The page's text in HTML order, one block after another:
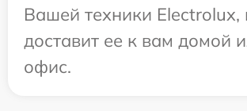
Вашей техники Electrolux,
доставит ее к вам домой
офис.